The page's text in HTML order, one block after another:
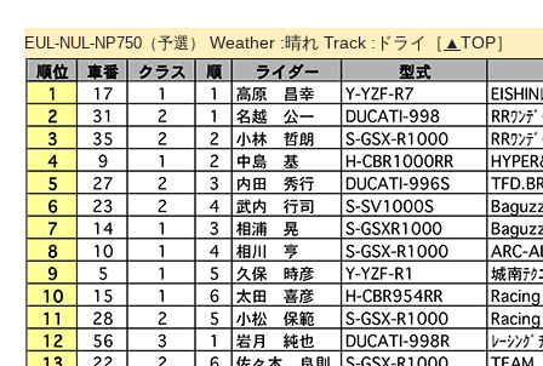
EUL-NUL-NP750（予選） Weather :晴れ Track :ドライ［ ▲TOP］